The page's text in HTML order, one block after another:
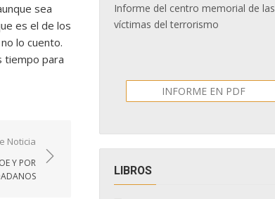
sea
es el de los
lo cuento.
tiempo para
Noticia
Y POR
Informe del centro memorial de las
víctimas del terrorismo
INFORME EN PDF
LIBROS